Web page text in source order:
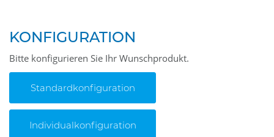
KONFIGURATION
Bitte konfigurieren Sie Ihr Wunschprodukt.
Standardkonfiguration
Individualkonfiguration